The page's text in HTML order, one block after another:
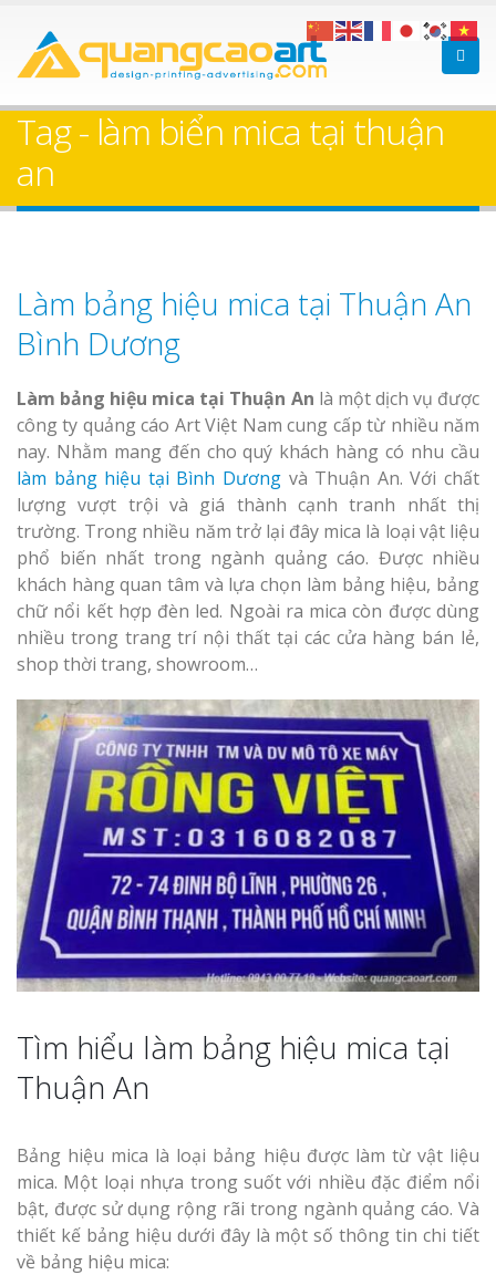
Tag - làm biển mica tại thuận
an
Làm bảng hiệu mica tại Thuận An
Bình Dương
Làm bảng hiệu mica tại Thuận An là một dịch vụ được
công ty quảng cáo Art Việt Nam cung cấp từ nhiều năm
nay. Nhằm mang đến cho quý khách hàng có nhu cầu
làm bảng hiệu tại Bình Dương và Thuận An. Với chất
lượng vượt trội và giá thành cạnh tranh nhất thị
trường. Trong nhiều năm trở lại đây mica là loại vật liệu
phổ biến nhất trong ngành quảng cáo. Được nhiều
khách hàng quan tâm và lựa chọn làm bảng hiệu, bảng
chữ nổi kết hợp đèn led. Ngoài ra mica còn được dùng
nhiều trong trang trí nội thất tại các cửa hàng bán lẻ,
shop thời trang, showroom…
Tìm hiểu làm bảng hiệu mica tại
Thuận An
Bảng hiệu mica là loại bảng hiệu được làm từ vật liệu
mica. Một loại nhựa trong suốt với nhiều đặc điểm nổi
bật, được sử dụng rộng rãi trong ngành quảng cáo. Và
thiết kế bảng hiệu dưới đây là một số thông tin chi tiết
về bảng hiệu mica: